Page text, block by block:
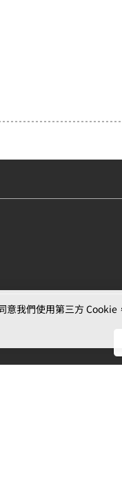
我們使用第三方 Cookie